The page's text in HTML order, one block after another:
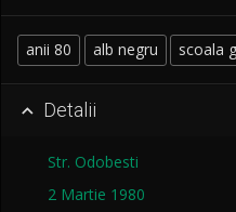
anii 80 alb negru scoala
 Detalii
Str. Odobesti
2 Martie 1980